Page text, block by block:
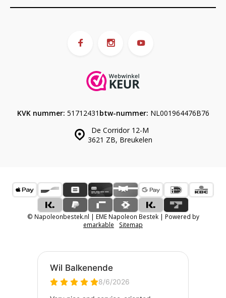
De Corridor 12-M
3621 ZB, Breukelen
KVK nummer: 51712431 btw-nummer: NL001964476B76
© Napoleonbestek.nl | EME Napoleon Bestek | Powered by
emarkable
Sitemap